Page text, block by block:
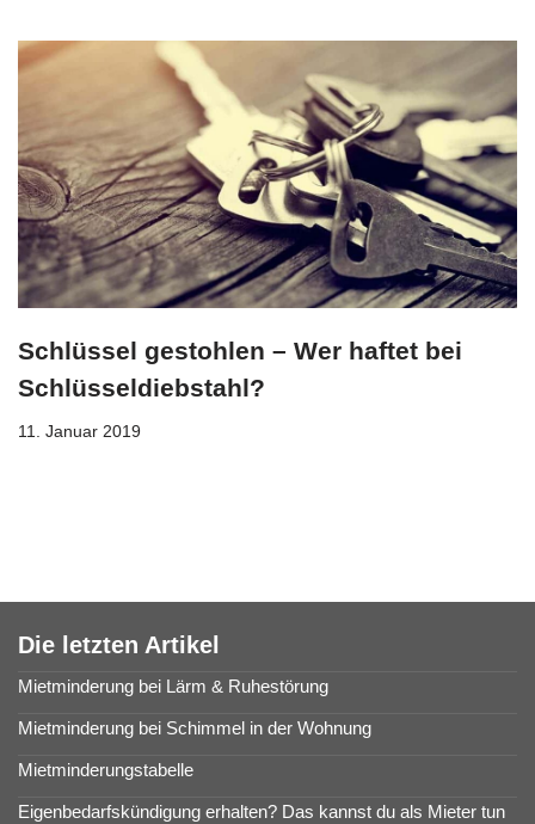
Schlüssel gestohlen – Wer haftet bei
Schlüsseldiebstahl?
11. Januar 2019
Die letzten Artikel
Mietminderung bei Lärm & Ruhestörung
Mietminderung bei Schimmel in der Wohnung
Mietminderungstabelle
Eigenbedarfskündigung erhalten? Das kannst du als Mieter tun